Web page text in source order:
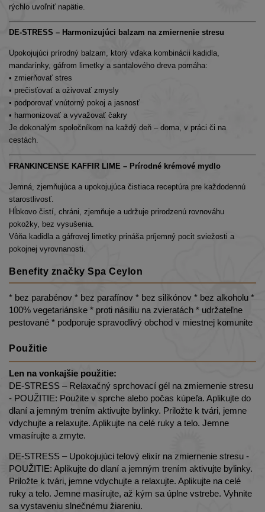
rýchlo uvoľniť napätie.
DE-STRESS – Harmonizujúci balzam na zmiernenie stresu
Upokojujúci prírodný balzam, ktorý vďaka kombinácii kadidla,
mandarínky, gáfrom limetky a santalového dreva pomáha:
• zmierňovať stres
• prečisťovať a oživovať zmysly
• podporovať vnútorný pokoj a jasnosť
• harmonizovať a vyvažovať čakry
Je dokonalým spoločníkom na každý deň – doma, v práci či na
cestách.
FRANKINCENSE KAFFIR LIME – Prírodné krémové mydlo
Jemná, zjemňujúca a upokojujúca čistiaca receptúra pre každodennú
starostlivosť.
Hĺbkovo čistí, chráni, zjemňuje a udržuje prirodzenú rovnováhu
pokožky, bez vysušenia.
Vôňa kadidla a gáfrovej limetky prináša príjemný pocit sviežosti a
pokojnej vyrovnanosti.
Benefity značky Spa Ceylon
* bez parabénov * bez parafínov * bez silikónov * bez alkoholu *
100% vegetariánske * proti násiliu na zvieratách * udržateľne
pestované * podporuje spravodlivý obchod v miestnej komunite
Použitie
Len na vonkajšie použitie:
DE-STRESS – Relaxačný sprchovací gél na zmiernenie stresu
- POUŽITIE: Použite v sprche alebo počas kúpeľa. Aplikujte do
dlaní a jemným trením aktivujte bylinky. Priložte k tvári, jemne
vdychujte a relaxujte. Aplikujte na celé ruky a telo. Jemne
vmasírujte a zmyte.
DE-STRESS – Upokojujúci telový elixír na zmiernenie stresu -
POUŽITIE: Aplikujte do dlaní a jemným trením aktivujte bylinky.
Priložte k tvári, jemne vdychujte a relaxujte. Aplikujte na celé
ruky a telo. Jemne masírujte, až kým sa úplne vstrebe. Vyhnite
sa vystaveniu slnečnému žiareniu.